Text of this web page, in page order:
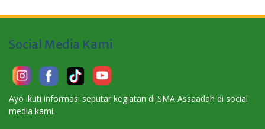
Social Media Kami
Ayo ikuti informasi seputar kegiatan di SMA Assaadah di social
media kami.